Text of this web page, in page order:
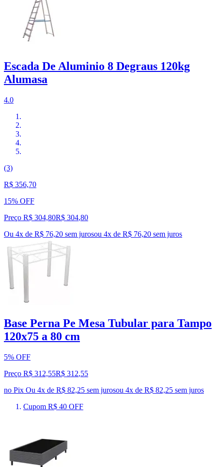
Escada De Aluminio 8 Degraus 120kg
Alumasa
4.0
(3)
R$ 356,70
15% OFF
Preço R$ 304,80R$ 304,80
Ou 4x de R$ 76,20 sem jurosou 4x de R$ 76,20 sem juros
Base Perna Pe Mesa Tubular para Tampo
120x75 a 80 cm
5% OFF
Preço R$ 312,55R$ 312,55
no Pix Ou 4x de R$ 82,25 sem jurosou 4x de R$ 82,25 sem juros
Cupom R$ 40 OFF